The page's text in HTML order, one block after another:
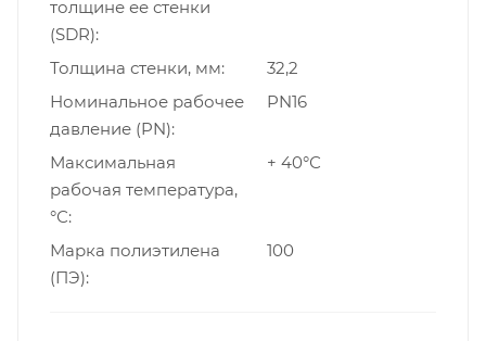
толщине ее стенки
(SDR)
Толщина стенки, мм
32,2
Номинальное рабочее
давление (PN)
PN16
Максимальная
рабочая температура,
°С
+ 40°С
Марка полиэтилена
(ПЭ)
100